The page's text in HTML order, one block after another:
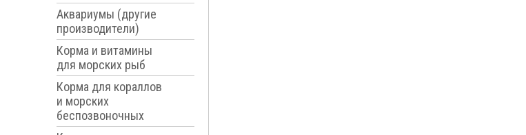
Аквариумы (другие
производители)
Корма и витамины
для морских рыб
Корма для кораллов
и морских
беспозвоночных